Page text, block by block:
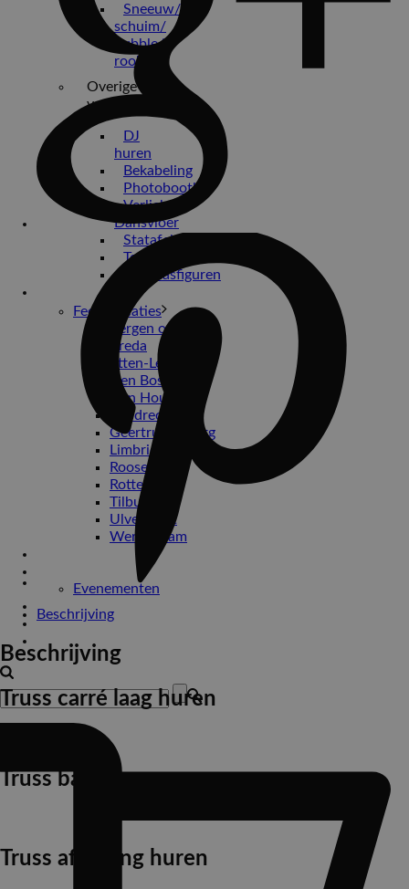
Sneeuw/
schuim/
bubble/
rook
Overige
verhuur
DJ
huren
Bekabeling
Photobooths
Verlichte
Dansvloer
Statafels
Tenten
Opblaasfiguren
Bruiloften
Feest-locaties
Bergen op Zoom
Breda
Etten-Leur
Den Bosch
Den Hout
Dordrecht
Geertruidenberg
Limbricht
Roosendaal
Rotterdam
Tilburg
Ulvenhout
Werkendam
Evenementen
Impressie
Contact
Beschrijving
Beschrijving
Truss carré laag huren
Truss bar huren
Truss afzetting huren